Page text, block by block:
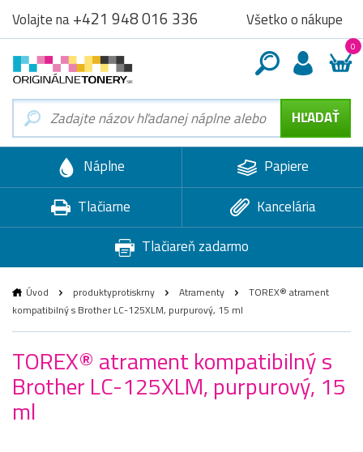
Volajte na+421 948 016 336 Všetko o nákupe
0
Náplne
Papiere
Tlačiarne
Kancelária
Tlačiareň zadarmo
Úvod produktyprotiskrny Atramenty
TOREX® atrament
kompatibilný s Brother LC-125XLM, purpurový, 15 ml
TOREX® atrament kompatibilný s
Brother LC-125XLM, purpurový, 15
ml